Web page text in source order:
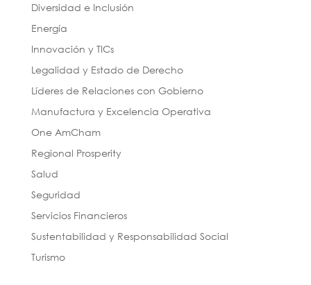
Diversidad e Inclusión
Energía
Innovación y TICs
Legalidad y Estado de Derecho
Líderes de Relaciones con Gobierno
Manufactura y Excelencia Operativa
One AmCham
Regional Prosperity
Salud
Seguridad
Servicios Financieros
Sustentabilidad y Responsabilidad Social
Turismo